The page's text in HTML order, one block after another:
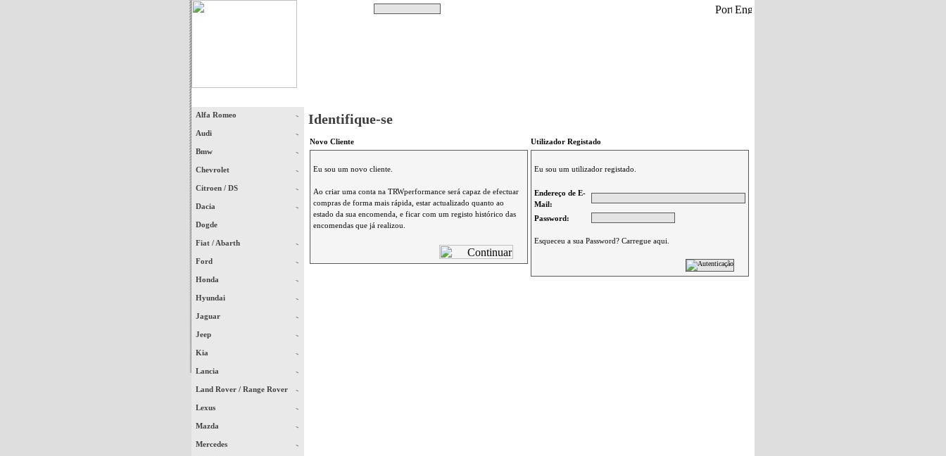
Alfa Romeo
Audi
Bmw
Chevrolet
Citroen / DS
Dacia
Dogde
Fiat / Abarth
Ford
Honda
Hyundai
Jaguar
Jeep
Kia
Lancia
Land Rover / Range Rover
Lexus
Mazda
Mercedes
Identifique-se
Novo Cliente Utilizador Registado
Eu sou um novo cliente.
Ao criar uma conta na TRWperformance será capaz de efectuar
compras de forma mais rápida, estar actualizado quanto ao
estado da sua encomenda, e ficar com um registo histórico das
encomendas que já realizou.
Eu sou um utilizador registado.
Endereço de E-
Mail:
Password:
Esqueceu a sua Password? Carregue aqui.